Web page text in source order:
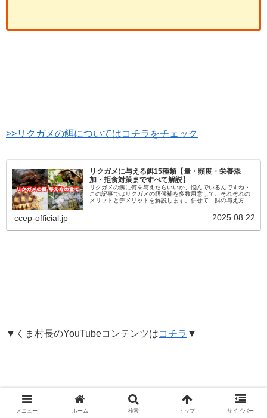
>>リクガメの餌についてはコチラをチェック
リクガメに与える餌15種類【量・頻度・栄養添
加・拒食対策まですべて解説】
リクガメの餌に何を与えたらいいか、悩んでいるんですね・
この記事ではリクガメの餌候補を多数用意して、それぞれの
メリットとデメリットを解説します。併せて、餌の与え方・
この記事を読めば、リクガメの餌で困ることがありません。
ccep-official.jp 2025.08.22
▼くま村長のYouTubeコンテンツはコチラ ▼
メニュー ホーム 検索 トップ サイドバー